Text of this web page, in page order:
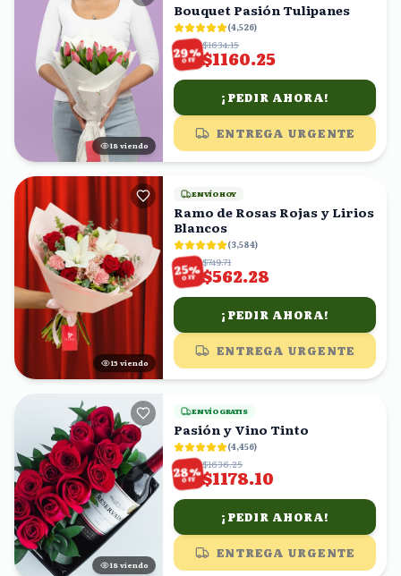
18 viendo
Bouquet Pasión Tulipanes
(4,526)
29%
OFF
$1634.15
$1160.25
¡PEDIR AHORA!
ENTREGA URGENTE
14 viendo
ENVÍO HOY
Ramo de Rosas Rojas y Lirios
Blancos
(3,584)
25%
OFF
$749.71
$562.28
¡PEDIR AHORA!
ENTREGA URGENTE
18 viendo
ENVÍO GRATIS
Pasión y Vino Tinto
(4,456)
28%
OFF
$1636.25
$1178.10
¡PEDIR AHORA!
ENTREGA URGENTE